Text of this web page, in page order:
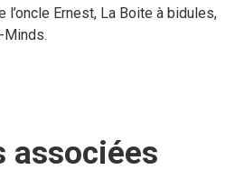
Ernest, La Boite à bidules,
Minds.
associées